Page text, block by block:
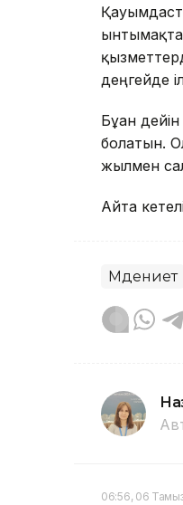
деңгейде
Бұған
болатын.
жылмен
Айта
Мәдениет
06:56, 06